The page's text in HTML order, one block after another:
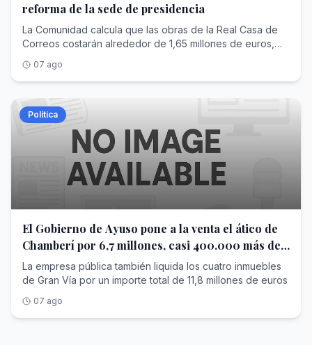
reforma de la sede de presidencia
La Comunidad calcula que las obras de la Real Casa de
Correos costarán alrededor de 1,65 millones de euros,
trabajos, sino el diseño del proyecto por casi 60.000
euros
07 ago
Política
El Gobierno de Ayuso pone a la venta el ático de
Chamberí por 6,7 millones, casi 400.000 más de
lo que pagó
La empresa pública también liquida los cuatro inmuebles
de Gran Vía por un importe total de 11,8 millones de euros
07 ago